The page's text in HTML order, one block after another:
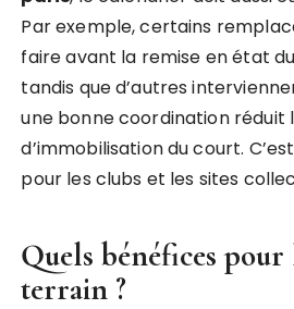
Par exemple, certains
faire avant la remise en état
tandis que d’autres
une bonne coordination réduit
d’immobilisation du court.
pour les clubs et les sites
Quels bénéfices
terrain ?